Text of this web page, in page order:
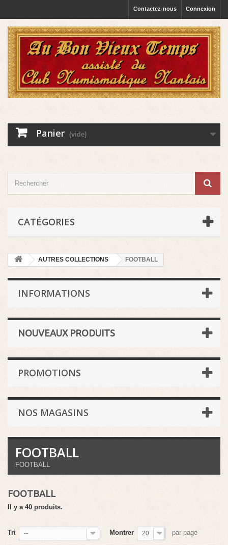
Connexion
Contactez-nous
Panier (vide)
CATÉGORIES
AUTRES COLLECTIONS FOOTBALL
INFORMATIONS
NOUVEAUX PRODUITS
PROMOTIONS
NOS MAGASINS
FOOTBALL
FOOTBALL
FOOTBALL
Il y a 40 produits.
Tri -- Montrer 20 par page